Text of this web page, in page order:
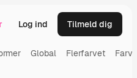
Log ind Tilmeld dig
Global Flerfarvet